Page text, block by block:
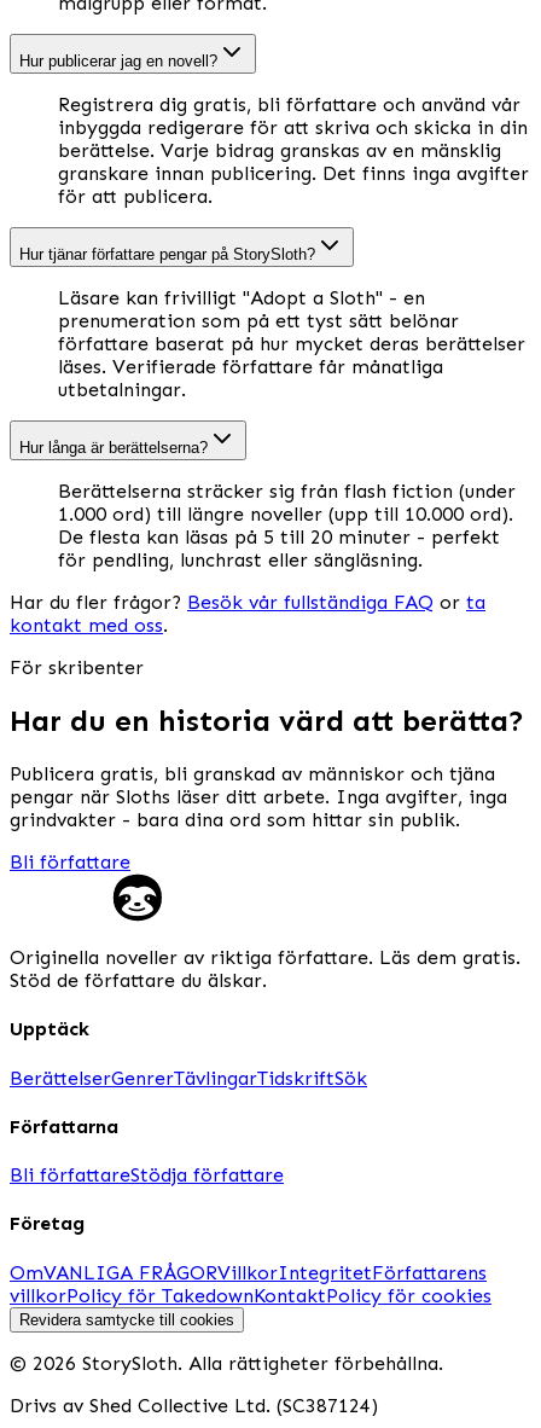
Hur publicerar jag en novell?
Registrera dig gratis, bli författare och använd vår
inbyggda redigerare för att skriva och skicka in din
berättelse. Varje bidrag granskas av en mänsklig
granskare innan publicering. Det finns inga avgifter
för att publicera.
Hur tjänar författare pengar på StorySloth?
Läsare kan frivilligt "Adopt a Sloth" - en
prenumeration som på ett tyst sätt belönar
författare baserat på hur mycket deras berättelser
läses. Verifierade författare får månatliga
utbetalningar.
Hur långa är berättelserna?
Berättelserna sträcker sig från flash fiction (under
1.000 ord) till längre noveller (upp till 10.000 ord).
De flesta kan läsas på 5 till 20 minuter - perfekt
för pendling, lunchrast eller sängläsning.
Har du fler frågor? Besök vår fullständiga FAQ or ta
kontakt med oss.
För skribenter
Har du en historia värd att berätta?
Publicera gratis, bli granskad av människor och tjäna
pengar när Sloths läser ditt arbete. Inga avgifter, inga
grindvakter - bara dina ord som hittar sin publik.
Bli författare
Originella noveller av riktiga författare. Läs dem gratis.
Stöd de författare du älskar.
Upptäck
BerättelserGenrerTävlingarTidskriftSök
Författarna
Bli författareStödja författare
Företag
OmVANLIGA FRÅGORVillkorIntegritetFörfattarens
villkorPolicy för TakedownKontaktPolicy för cookies
Revidera samtycke till cookies
© 2026 StorySloth. Alla rättigheter förbehållna.
Drivs av Shed Collective Ltd. (SC387124)